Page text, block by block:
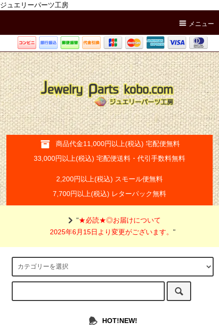
ジュエリーパーツ工房
メニュー
商品代金11,000円以上(税込) 宅配便無料
33,000円以上(税込) 宅配便送料・代引手数料無料
2,200円以上(税込) スモール便無料
7,700円以上(税込) レターパック無料
"★必読★◎お届けについて
2025年6月15日より変更がございます。"
HOT!NEW!